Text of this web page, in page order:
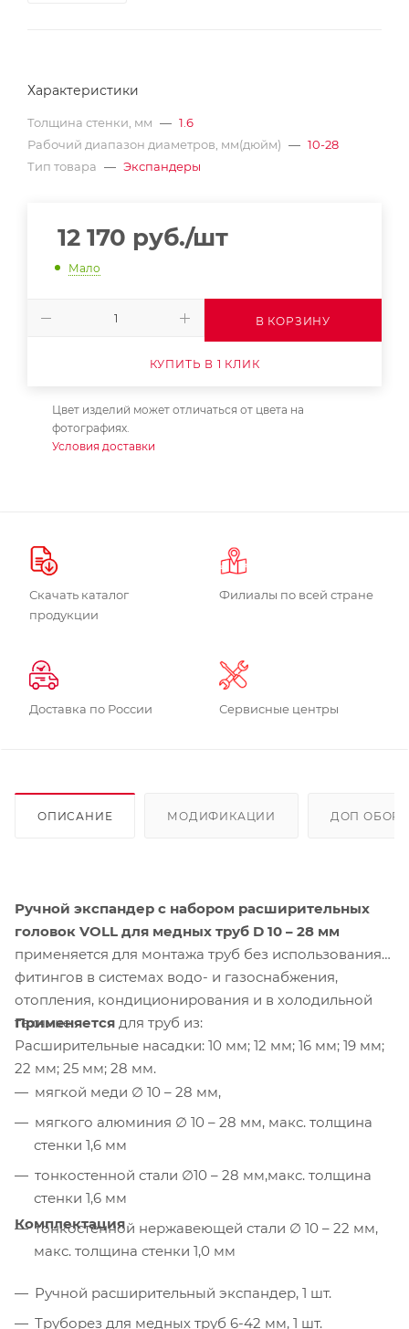
Характеристики
Толщина стенки, мм — 1.6
Рабочий диапазон диаметров, мм(дюйм) — 10-28
Тип товара — Экспандеры
12 170 руб./шт
Мало
В КОРЗИНУ
КУПИТЬ В 1 КЛИК
Цвет изделий может отличаться от цвета на
фотографиях.
Условия доставки
Скачать каталог
продукции
Филиалы по всей стране
Доставка по России Сервисные центры
ОПИСАНИЕ МОДИФИКАЦИИ ДОП
Ручной экспандер с набором расширительных
головок VOLL для медных труб D 10 – 28 мм
применяется для монтажа труб без использования
фитингов в системах водо- и газоснабжения,
отопления, кондиционирования и в холодильной
технике.
Расширительные насадки: 10 мм; 12 мм; 16 мм; 19 мм;
22 мм; 25 мм; 28 мм.
Применяется для труб из:
мягкой меди ∅ 10 – 28 мм,
мягкого алюминия ∅ 10 – 28 мм, макс. толщина
стенки 1,6 мм
тонкостенной стали ∅10 – 28 мм,макс. толщина
стенки 1,6 мм
тонкостенной нержавеющей стали ∅ 10 – 22 мм,
макс. толщина стенки 1,0 мм
Комплектация
Ручной расширительный экспандер, 1 шт.
Труборез для медных труб 6-42 мм, 1 шт.